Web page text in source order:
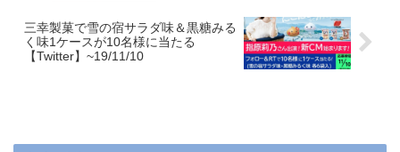
三幸製菓で雪の宿サラダ味＆黒糖みる
く味1ケースが10名様に当たる
【Twitter】~19/11/10